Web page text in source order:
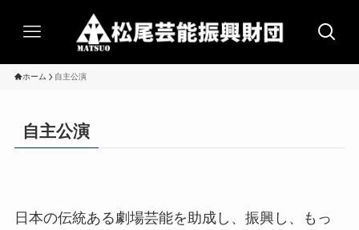
ホーム 自主公演
自主公演
日本の伝統ある劇場芸能を助成し、振興し、もっ